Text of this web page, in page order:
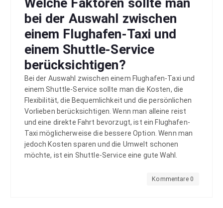
Welche Faktoren sollte man
bei der Auswahl zwischen
einem Flughafen-Taxi und
einem Shuttle-Service
berücksichtigen?
Bei der Auswahl zwischen einem Flughafen-Taxi und
einem Shuttle-Service sollte man die Kosten, die
Flexibilität, die Bequemlichkeit und die persönlichen
Vorlieben berücksichtigen. Wenn man alleine reist
und eine direkte Fahrt bevorzugt, ist ein Flughafen-
Taxi möglicherweise die bessere Option. Wenn man
jedoch Kosten sparen und die Umwelt schonen
möchte, ist ein Shuttle-Service eine gute Wahl.
Kommentare 0